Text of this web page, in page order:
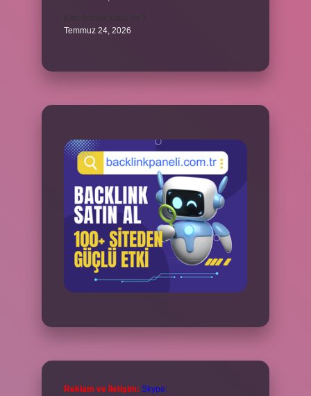
Temmuz 24, 2026
Reklam ve İletişim: Skype: